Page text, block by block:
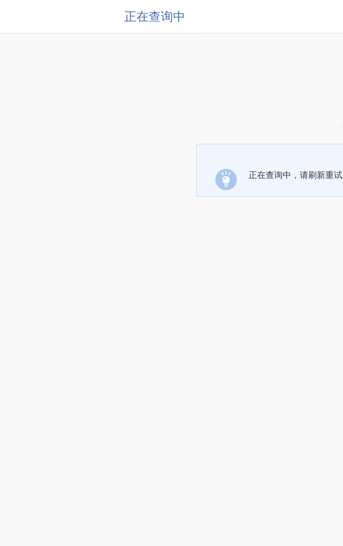
正在查询中
正在查询中，请刷新重试